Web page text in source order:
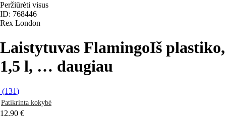
Peržiūrėti visus
ID: 768446
Rex London
Laistytuvas FlamingoIš plastiko,
1,5 l, … daugiau
(131)
Patikrinta kokybė
12,90 €